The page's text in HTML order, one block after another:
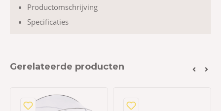
Productomschrijving
Specificaties
Gerelateerde producten